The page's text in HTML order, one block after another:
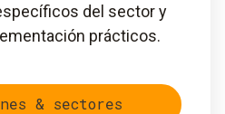
del sector y
prácticos.
& sectores